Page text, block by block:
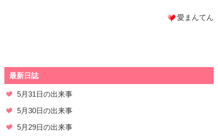
愛まんてん
最新日誌
5月31日の出来事
5月30日の出来事
5月29日の出来事